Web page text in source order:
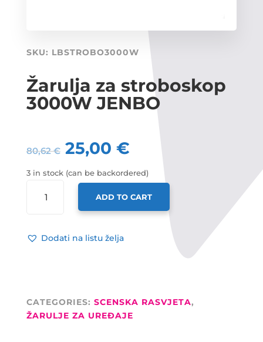
SKU: LBSTROBO3000W
Žarulja za stroboskop
3000W JENBO
80,62€ 25,00 €
3 in stock (can be backordered)
STROBOSKOP
JENBO
ADD TO CART
Dodati na listu želja
CATEGORIES: SCENSKA RASVJETA,
ŽARULJE ZA UREĐAJE